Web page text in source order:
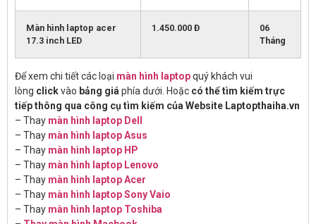
Màn hình laptop acer
17.3 inch LED
1.450.000 Đ
06
Tháng
Để xem chi tiết các loại màn hình laptopquý khách vui
lòng clickvào bảng giá phía dưới. Hoặc có thể tìm kiếm trực
tiếp thông qua công cụ tìm kiếm của Website Laptopthaiha.vn
– Thay màn hình laptop Dell
– Thay màn hình laptop Asus
– Thay màn hình laptop HP
– Thay màn hình laptop Lenovo
– Thay màn hình laptop Acer
– Thay màn hình laptop Sony Vaio
– Thay màn hình laptop Toshiba